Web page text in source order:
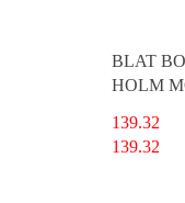
BLAT
HOLM
139.32
139.32